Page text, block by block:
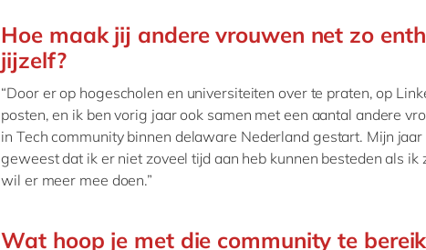
Hoe maak jij andere vrouwen net zo
jijzelf?
“Door er op hogescholen en universiteiten over te praten, op
posten, en ik ben vorig jaar ook samen met een aantal andere
in Tech community binnen delaware Nederland gestart. Mijn jaar
geweest dat ik er niet zoveel tijd aan heb kunnen besteden als ik
wil er meer mee doen.”
Wat hoop je met die community te